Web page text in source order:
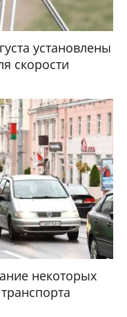
установлены
скорости
некоторых